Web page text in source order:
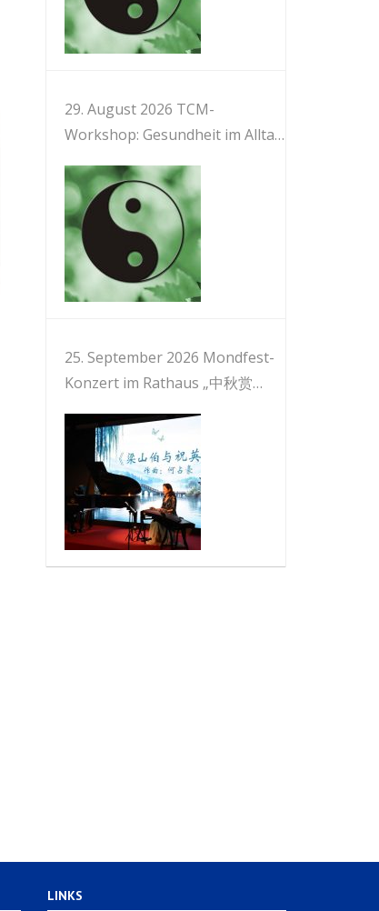
29. August 2026 TCM-
Workshop: Gesundheit im Alltag
Gong 中医与健身气功：日常保健
25. September 2026 Mondfest-
Konzert im Rathaus „中秋赏
LINKS